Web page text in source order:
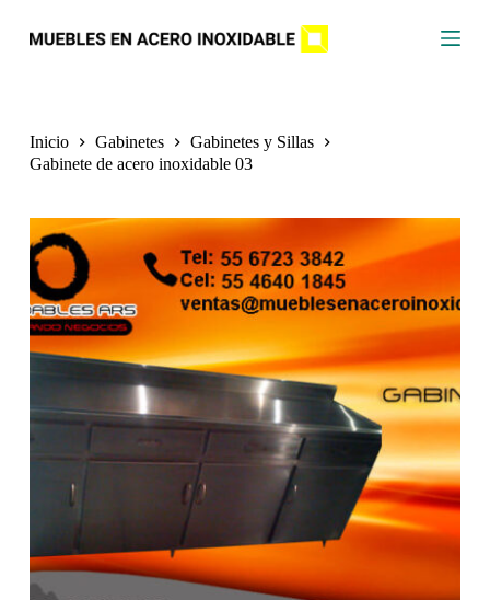
n
d
o
Inicio Gabinetes
Gabinetes y Sillas
Gabinete de acero inoxidable 03